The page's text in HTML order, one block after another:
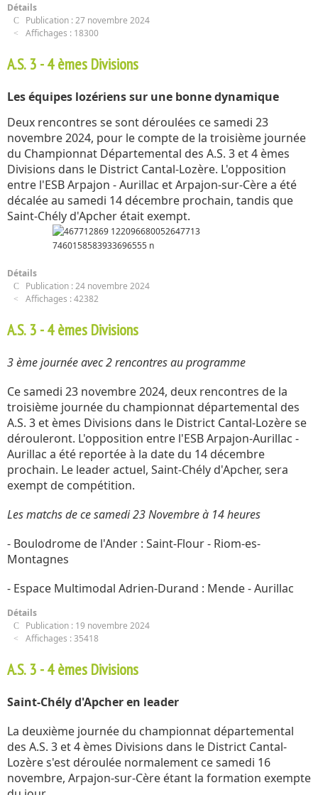
Détails
Publication : 27 novembre 2024
Affichages : 18300
A.S. 3 - 4 èmes Divisions
Les équipes lozériens sur une bonne dynamique
Deux rencontres se sont déroulées ce samedi 23
novembre 2024, pour le compte de la troisième journée
du Championnat Départemental des A.S. 3 et 4 èmes
Divisions dans le District Cantal-Lozère. L'opposition
entre l'ESB Arpajon - Aurillac et Arpajon-sur-Cère a été
décalée au samedi 14 décembre prochain, tandis que
Saint-Chély d'Apcher était exempt.
Détails
Publication : 24 novembre 2024
Affichages : 42382
A.S. 3 - 4 èmes Divisions
3 ème journée avec 2 rencontres au programme
Ce samedi 23 novembre 2024, deux rencontres de la
troisième journée du championnat départemental des
A.S. 3 et èmes Divisions dans le District Cantal-Lozère se
dérouleront. L'opposition entre l'ESB Arpajon-Aurillac -
Aurillac a été reportée à la date du 14 décembre
prochain. Le leader actuel, Saint-Chély d'Apcher, sera
exempt de compétition.
Les matchs de ce samedi 23 Novembre à 14 heures
- Boulodrome de l'Ander : Saint-Flour - Riom-es-
Montagnes
- Espace Multimodal Adrien-Durand : Mende - Aurillac
Détails
Publication : 19 novembre 2024
Affichages : 35418
A.S. 3 - 4 èmes Divisions
Saint-Chély d'Apcher en leader
La deuxième journée du championnat départemental
des A.S. 3 et 4 èmes Divisions dans le District Cantal-
Lozère s'est déroulée normalement ce samedi 16
novembre, Arpajon-sur-Cère étant la formation exempte